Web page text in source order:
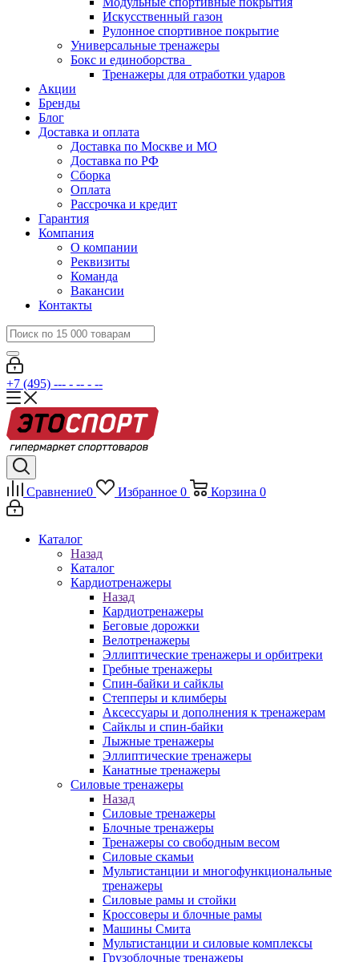
Искусственный газон
Рулонное спортивное покрытие
Универсальные тренажеры
Бокс и единоборства
Тренажеры для отработки ударов
Акции
Бренды
Блог
Доставка и оплата
Доставка по Москве и МО
Доставка по РФ
Сборка
Оплата
Рассрочка и кредит
Гарантия
Компания
О компании
Реквизиты
Команда
Вакансии
Контакты
+7 (495) --- - -- - --
Сравнение0 Избранное 0 Корзина 0
Каталог
Назад
Каталог
Кардиотренажеры
Назад
Кардиотренажеры
Беговые дорожки
Велотренажеры
Эллиптические тренажеры и орбитреки
Гребные тренажеры
Спин-байки и сайклы
Степперы и климберы
Аксессуары и дополнения к тренажерам
Сайклы и спин-байки
Лыжные тренажеры
Эллиптические тренажеры
Канатные тренажеры
Силовые тренажеры
Назад
Силовые тренажеры
Блочные тренажеры
Тренажеры со свободным весом
Силовые скамьи
Мультистанции и многофункциональные
тренажеры
Силовые рамы и стойки
Кроссоверы и блочные рамы
Машины Смита
Мультистанции и силовые комплексы
Грузоблочные тренажеры